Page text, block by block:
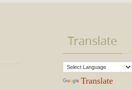
Translate
Translate